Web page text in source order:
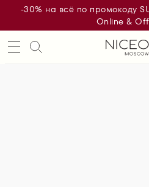
-30% на всё по промокоду
Online &